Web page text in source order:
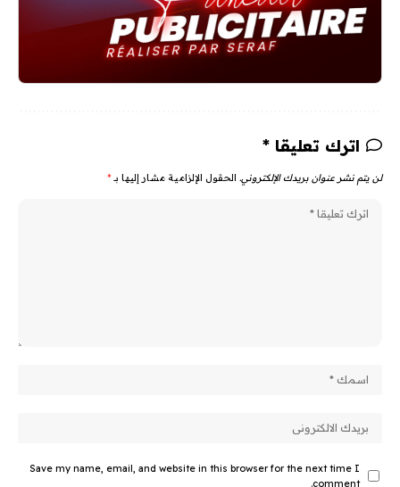
اترك تعليقا *
لن يتم نشر عنوان بريدك الإلكتروني. الحقول الإلزامية مشار إليها بـ *
Save my name, email, and website in this browser for the next time I
comment.